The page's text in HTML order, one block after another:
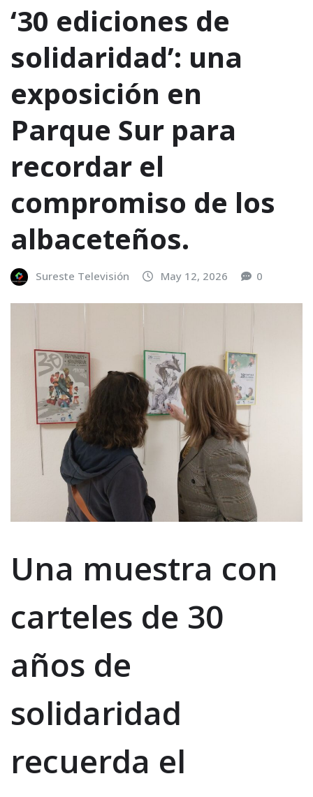
‘30 ediciones de
solidaridad’: una
exposición en
Parque Sur para
recordar el
compromiso de los
albaceteños.
Sureste Televisión May 12, 2026 0
Una muestra con
carteles de 30
años de
solidaridad
recuerda el